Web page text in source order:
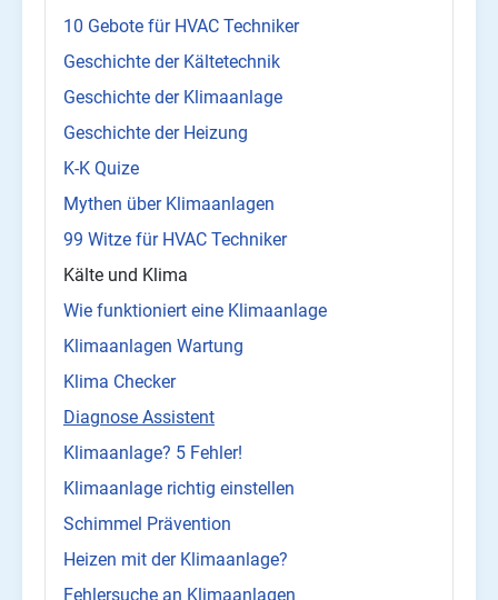
10 Gebote für HVAC Techniker
Geschichte der Kältetechnik
Geschichte der Klimaanlage
Geschichte der Heizung
K-K Quize
Mythen über Klimaanlagen
99 Witze für HVAC Techniker
Kälte und Klima
Wie funktioniert eine Klimaanlage
Klimaanlagen Wartung
Klima Checker
Diagnose Assistent
Klimaanlage? 5 Fehler!
Klimaanlage richtig einstellen
Schimmel Prävention
Heizen mit der Klimaanlage?
Fehlersuche an Klimaanlagen